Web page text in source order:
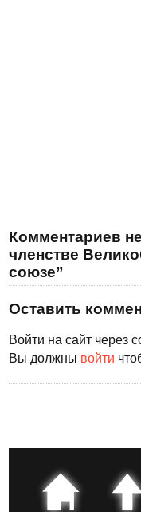
Комментариев
членстве
союзе”
Оставить
Войти на сайт через
Вы должны войти